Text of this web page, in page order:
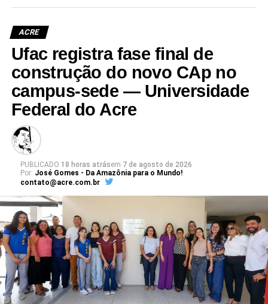
Leia Mais: UFAC
ACRE
Ufac registra fase final de
construção do novo CAp no
campus-sede — Universidade
Federal do Acre
PUBLICADO 18 horas atrásem 7 de agosto de 2026
Por: José Gomes - Da Amazônia para o Mundo!
contato@acre.com.br